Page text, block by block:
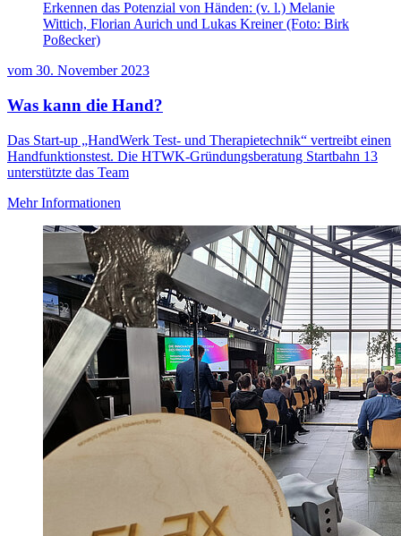
Erkennen das Potenzial von Händen: (v. l.) Melanie
Wittich, Florian Aurich und Lukas Kreiner (Foto: Birk
Poßecker)
vom 30. November 2023
Was kann die Hand?
Das Start-up „HandWerk Test- und Therapietechnik“ vertreibt einen
Handfunktionstest. Die HTWK-Gründungsberatung Startbahn 13
unterstützte das Team
Mehr Informationen